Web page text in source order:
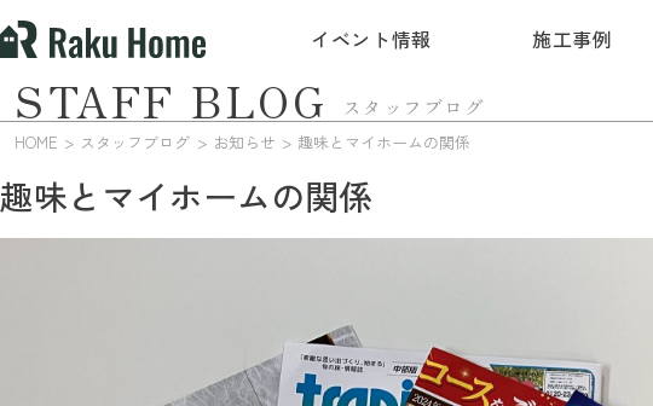
イベント情報 施工事例
スタッフブログ
STAFF BLOG
HOME スタッフブログ お知らせ 趣味とマイホームの関係
趣味とマイホームの関係